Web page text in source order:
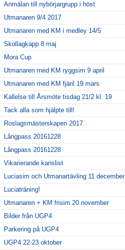
Anmälan till nybörjargrupp i höst
Utmanaren 9/4 2017
Utmanaren med KM i medley 14/5
Skollagkapp 8 maj
Mora Cup
Utmanaren med KM ryggsim 9 april
Utmanaren med KM fjäril 19 mars
Kallelse till Årsmöte tisdag 21/2 kl. 19
Tack alla som hjälpte till!
Roslagsmästerskapen 2017
Långpass 20161228
Långpass 20161228
Vikarierande kanslist
Luciasim och Utmanartävling 11 december
Luciaträning!
Utmanaren + KM frisim 20 november
Bilder från UGP4
Parkering på UGP4
UGP4 22-23 oktober